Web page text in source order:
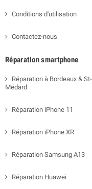
Conditions d'utilisation
Contactez-nous
Réparation smartphone
Réparation à Bordeaux & St-
Médard
Réparation iPhone 11
Réparation iPhone XR
Réparation Samsung A13
Réparation Huawei